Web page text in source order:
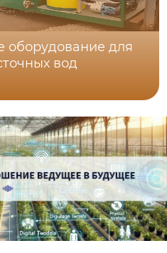
оборудование для
вод